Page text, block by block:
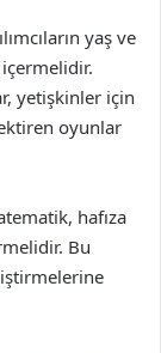
yaş ve
yetişkinler için
oyunlar
hafıza
Bu